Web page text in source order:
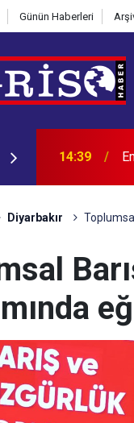
Günün Haberleri
14:29
Diyarbakır